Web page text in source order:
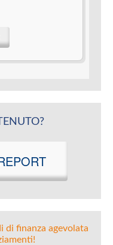
di finanza agevolata